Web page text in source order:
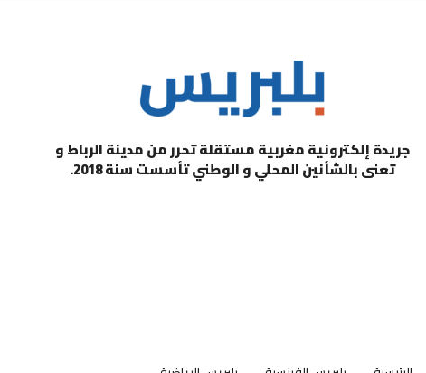
جريدة إلكترونية مغربية مستقلة تحرر من مدينة الرباط و
تعنى بالشأنين المحلي و الوطني تأسست سنة 2018.